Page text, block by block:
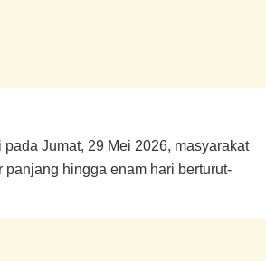
Jumat, 29 Mei 2026, masyarakat
panjang hingga enam hari berturut-